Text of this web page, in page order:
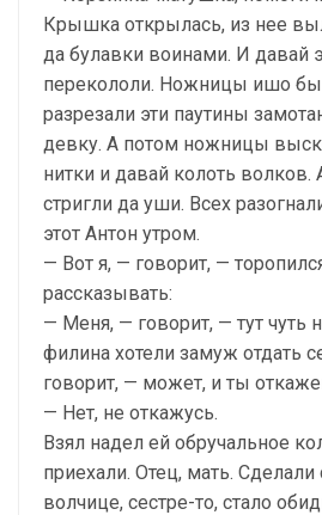
Крышка открылась, из нее
да булавки воинами. И давай
перекололи. Ножницы ишо
разрезали эти паутины
девку. А потом ножницы
нитки и давай колоть
стригли да уши. Всех
этот Антон утром.
— Вот я, — говорит, —
рассказывать:
— Меня, — говорит, — тут чуть
филина хотели замуж отдать
говорит, — может, и ты
— Нет, не откажусь.
Взял надел ей обручальное
приехали. Отец, мать. Сделали
волчице, сестре-то, стало